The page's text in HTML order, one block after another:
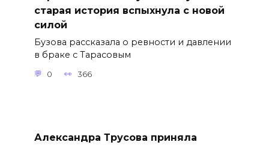
старая история вспыхнула с новой
силой
Бузова рассказала о ревности и давлении
в браке с Тарасовым
0 366
Александра Трусова приняла